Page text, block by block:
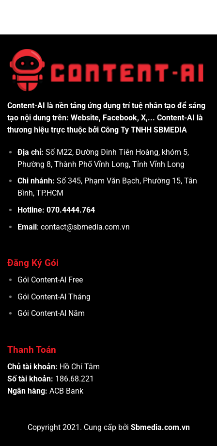
Content-AI là nền tảng ứng dụng trí tuệ nhân tạo để sáng
tạo nội dung trên: Website, Facebook, X,... Content-AI là
thương hiệu trực thuộc bởi Công Ty TNHH SBMEDIA
Địa chỉ: Số M22, Đường Đinh Tiên Hoàng, khóm 5,
Phường 8, Thành Phố Vĩnh Long, Tỉnh Vĩnh Long
Chi nhánh: Số 345, Phạm Văn Bạch, Phường 15, Tân
Bình, TP.HCM
Hotline: 070.4444.764
Email: contact@sbmedia.com.vn
Đăng Ký Gói
Gói Content-AI Free
Gói Content-AI Tháng
Gói Content-AI Năm
Thanh Toán
Chủ tài khoản: Hồ Chí Tâm
Số tài khoản: 186.68.221
Ngân hàng: ACB Bank
Copyright 2021. Cung cấp bởi Sbmedia.com.vn